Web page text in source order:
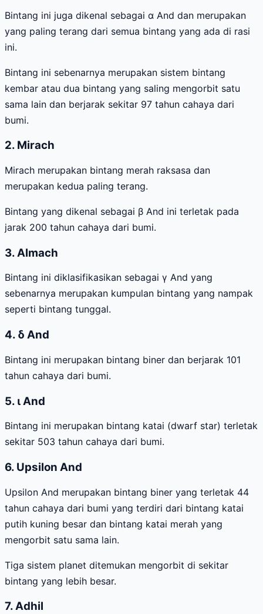
Bintang ini juga dikenal sebagai α And dan merupakan
yang paling terang dari semua bintang yang ada di rasi
ini.
Bintang ini sebenarnya merupakan sistem bintang
kembar atau dua bintang yang saling mengorbit satu
sama lain dan berjarak sekitar 97 tahun cahaya dari
bumi.
2. Mirach
Mirach merupakan bintang merah raksasa dan
merupakan kedua paling terang.
Bintang yang dikenal sebagai β And ini terletak pada
jarak 200 tahun cahaya dari bumi.
3. Almach
Bintang ini diklasifikasikan sebagai γ And yang
sebenarnya merupakan kumpulan bintang yang nampak
seperti bintang tunggal.
4. δ And
Bintang ini merupakan bintang biner dan berjarak 101
tahun cahaya dari bumi.
5. ι And
Bintang ini merupakan bintang katai (dwarf star) terletak
sekitar 503 tahun cahaya dari bumi.
6. Upsilon And
Upsilon And merupakan bintang biner yang terletak 44
tahun cahaya dari bumi yang terdiri dari bintang katai
putih kuning besar dan bintang katai merah yang
mengorbit satu sama lain.
Tiga sistem planet ditemukan mengorbit di sekitar
bintang yang lebih besar.
7. Adhil